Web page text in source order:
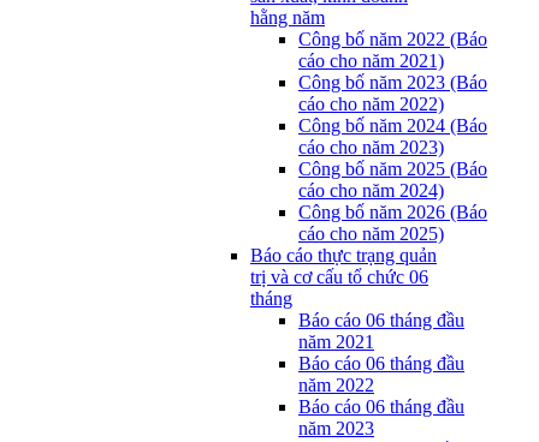
hằng năm
Công bố năm 2022 (Báo
cáo cho năm 2021)
Công bố năm 2023 (Báo
cáo cho năm 2022)
Công bố năm 2024 (Báo
cáo cho năm 2023)
Công bố năm 2025 (Báo
cáo cho năm 2024)
Công bố năm 2026 (Báo
cáo cho năm 2025)
Báo cáo thực trạng quản
trị và cơ cấu tổ chức 06
tháng
Báo cáo 06 tháng đầu
năm 2021
Báo cáo 06 tháng đầu
năm 2022
Báo cáo 06 tháng đầu
năm 2023